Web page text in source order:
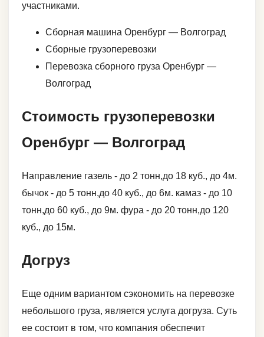
участниками.
Сборная машина Оренбург — Волгоград
Сборные грузоперевозки
Перевозка сборного груза Оренбург —
Волгоград
Стоимость грузоперевозки
Оренбург — Волгоград
Направление газель - до 2 тонн,до 18 куб., до 4м.
бычок - до 5 тонн,до 40 куб., до 6м. камаз - до 10
тонн,до 60 куб., до 9м. фура - до 20 тонн,до 120
куб., до 15м.
Догруз
Еще одним вариантом сэкономить на перевозке
небольшого груза, является услуга догруза. Суть
ее состоит в том, что компания обеспечит